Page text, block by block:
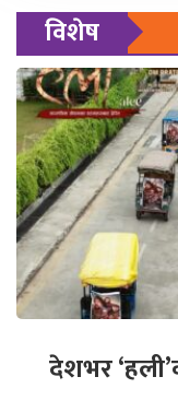
विशेष
देशभर